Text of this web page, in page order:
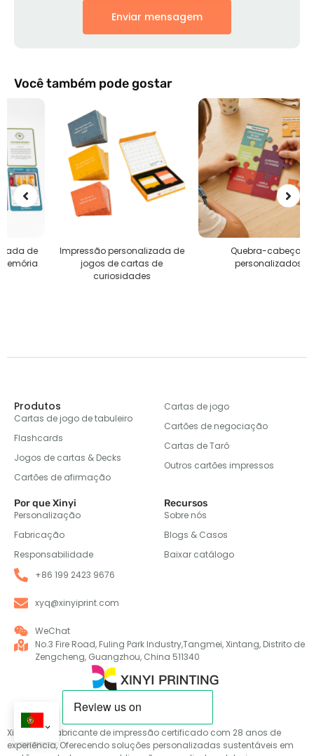
Enviar mensagem
Você também pode gostar
Impressão personalizada de
jogos de cartas de
curiosidades
Quebra-cabeças
personalizados
Xinyi é um fabricante de impressão certificado com 28 anos de
experiência, Oferecendo soluções personalizadas sustentáveis em
Produtos
Cartas de jogo de tabuleiro
Flashcards
Jogos de cartas & Decks
Cartões de afirmação
Cartas de jogo
Cartões de negociação
Cartas de Tarô
Outros cartões impressos
Por que Xinyi
Personalização
Fabricação
Responsabilidade
Recursos
Sobre nós
Blogs & Casos
Baixar catálogo
+86 199 2423 9676
xyq@xinyiprint.com
WeChat
No.3 Fire Road, Fuling Park Industry,Tangmei, Xintang, Distrito de
Zengcheng, Guangzhou, China 511340